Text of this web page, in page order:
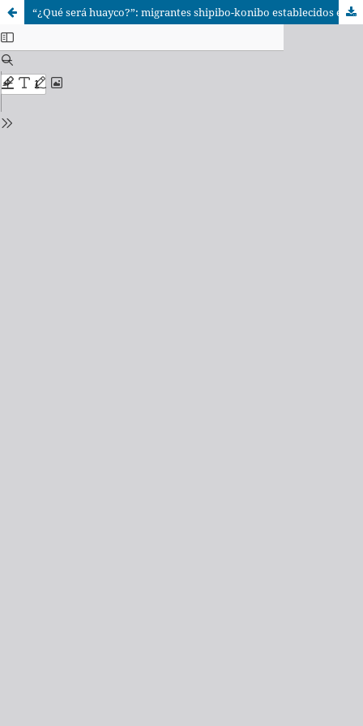
“¿Qué será huayco?”: migrantes shipibo-konibo establecidos en una zona de alto riesgo de aluviones en la periferia de Lima